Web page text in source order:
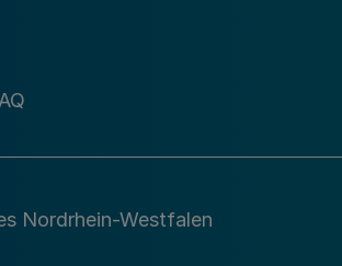
Nordrhein-Westfalen